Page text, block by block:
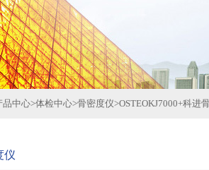
品中心>体检中心>骨密度仪>OSTEOKJ7000+科进
仪